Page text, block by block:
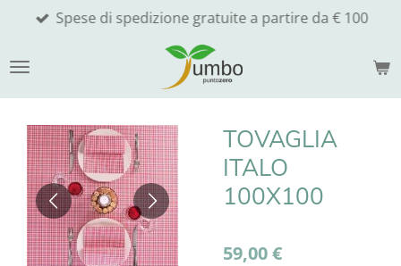
contenuto
Spese di spedizione gratuite a partire da € 100
TOVAGLIA
ITALO
100X100
59,00 €